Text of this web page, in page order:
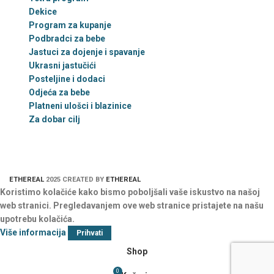
Dekice
Program za kupanje
Podbradci za bebe
Jastuci za dojenje i spavanje
Ukrasni jastučići
Posteljine i dodaci
Odjeća za bebe
Platneni ulošci i blazinice
Za dobar cilj
ETHEREAL 2025 CREATED BY ETHEREAL
Koristimo kolačiće kako bismo poboljšali vaše iskustvo na našoj
web stranici. Pregledavanjem ove web stranice pristajete na našu
upotrebu kolačića.
Više informacija
Prihvati
Shop
0